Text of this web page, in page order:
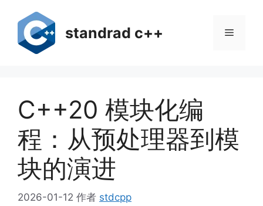
standrad c++ 菜
C++20 模块化编
程：从预处理器到模
块的演进
2026-01-12 作者 stdcpp